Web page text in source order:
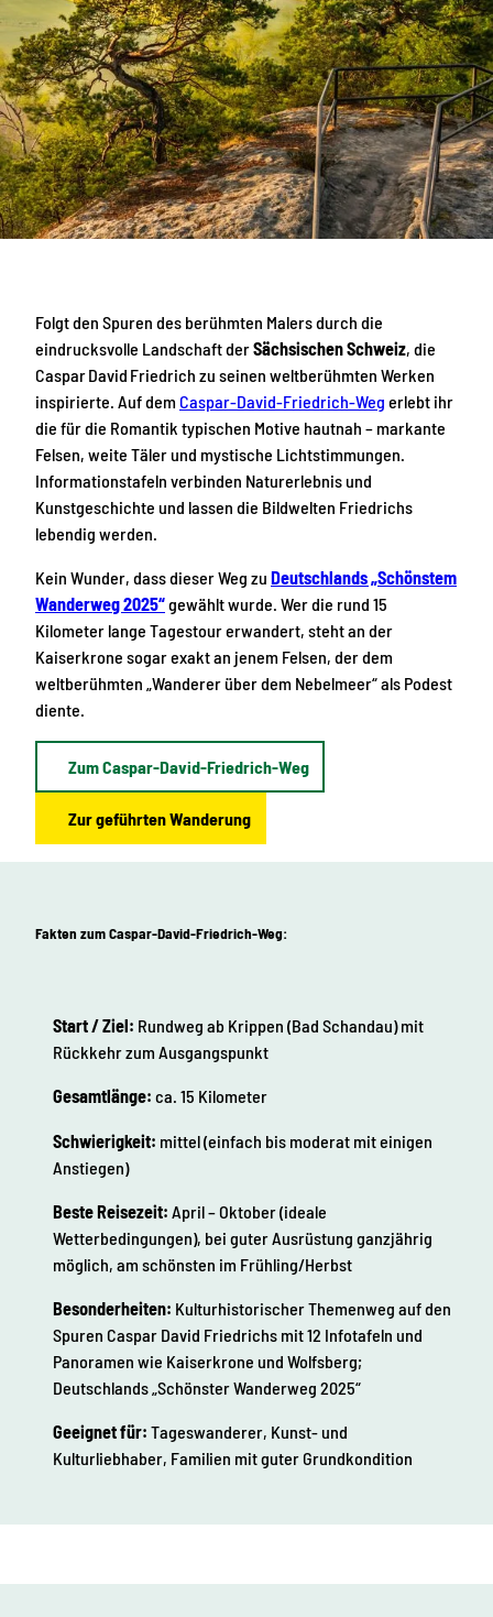
Folgt den Spuren des berühmten Malers durch die
eindrucksvolle Landschaft derSächsischen Schweiz, die
Caspar David Friedrich zu seinen weltberühmten Werken
inspirierte. Auf dem Caspar-David-Friedrich-Weg erlebt ihr
die für die Romantik typischen Motive hautnah – markante
Felsen, weite Täler und mystische Lichtstimmungen.
Informationstafeln verbinden Naturerlebnis und
Kunstgeschichte und lassen die Bildwelten Friedrichs
lebendig werden.
Kein Wunder, dass dieser Weg zu Deutschlands „Schönstem
Wanderweg 2025“gewählt wurde. Wer die rund 15
Kilometer lange Tagestour erwandert, steht an der
Kaiserkrone sogar exakt an jenem Felsen, der dem
weltberühmten „Wanderer über dem Nebelmeer“ als Podest
diente.
Zum Caspar-David-Friedrich-Weg
Zur geführten Wanderung
Fakten zum Caspar-David-Friedrich-Weg:
Start / Ziel: Rundweg ab Krippen (Bad Schandau) mit
Rückkehr zum Ausgangspunkt
Gesamtlänge: ca. 15 Kilometer
Schwierigkeit: mittel (einfach bis moderat mit einigen
Anstiegen)
Beste Reisezeit: April – Oktober (ideale
Wetterbedingungen), bei guter Ausrüstung ganzjährig
möglich, am schönsten im Frühling/Herbst
Besonderheiten: Kulturhistorischer Themenweg auf den
Spuren Caspar David Friedrichs mit 12 Infotafeln und
Panoramen wie Kaiserkrone und Wolfsberg;
Deutschlands „Schönster Wanderweg 2025“
Geeignet für: Tageswanderer, Kunst- und
Kulturliebhaber, Familien mit guter Grundkondition